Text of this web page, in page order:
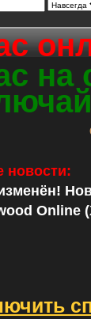
на
новости:
Online